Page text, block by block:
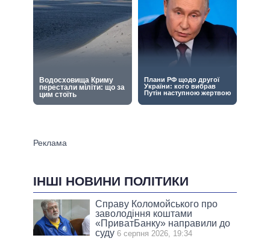
ІНШІ НОВИНИ ПОЛІТИКИ
Справу Коломойського про
заволодіння коштами
«ПриватБанку» направили до
суду 6 серпня 2026, 19:34